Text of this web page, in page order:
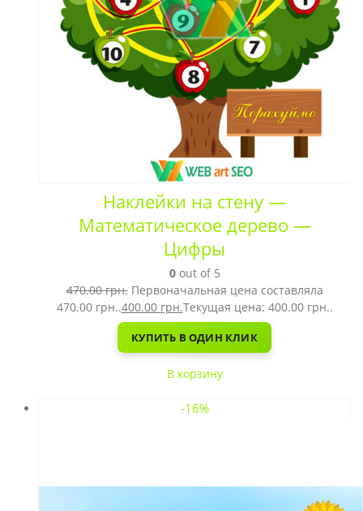
Наклейки на стену —
Математическое дерево —
Цифры
0out of 5
470.00грн. Первоначальная цена составляла
470.00 грн..400.00 грн.Текущая цена: 400.00 грн..
КУПИТЬ В ОДИН КЛИК
В корзину
-16%